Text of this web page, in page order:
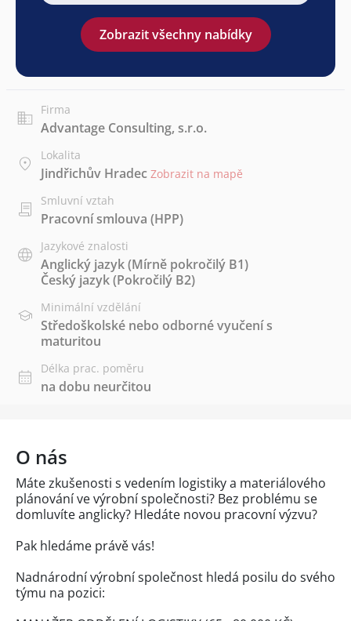
Zobrazit všechny nabídky
Firma
Advantage Consulting, s.r.o.
Lokalita
Jindřichův Hradec Zobrazit na mapě
Smluvní vztah
Pracovní smlouva (HPP)
Jazykové znalosti
Anglický jazyk(Mírně pokročilý B1)
Český jazyk(Pokročilý B2)
Minimální vzdělání
Středoškolské nebo odborné vyučení s
maturitou
Délka prac. poměru
na dobu neurčitou
O nás
Máte zkušenosti s vedením logistiky a materiálového
plánování ve výrobní společnosti? Bez problému se
domluvíte anglicky? Hledáte novou pracovní výzvu?
Pak hledáme právě vás!
Nadnárodní výrobní společnost hledá posilu do svého
týmu na pozici: